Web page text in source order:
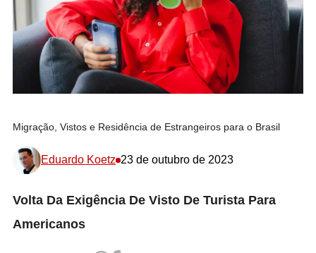
Migração, Vistos e Residência de Estrangeiros para o Brasil
Eduardo Koetz 23 de outubro de 2023
Volta Da Exigência De Visto De Turista Para
Americanos